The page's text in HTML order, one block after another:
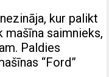
kur palikt
mašīna saimnieks,
Paldies
“Ford”